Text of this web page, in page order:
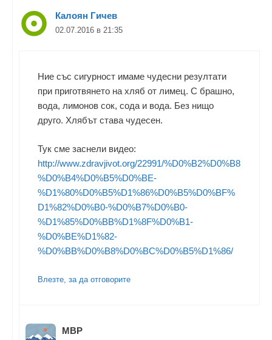
Калоян Гичев
02.07.2016 в 21:35
Ние със сигурност имаме чудесни резултати
при приготвянето на хляб от лимец. С брашно,
вода, лимонов сок, сода и вода. Без нищо
друго. Хлябът става чудесен.
Тук сме заснели видео:
http://www.zdravjivot.org/22991/%D0%B2%D0%B8
%D0%B4%D0%B5%D0%BE-
%D1%80%D0%B5%D1%86%D0%B5%D0%BF%
D1%82%D0%B0-%D0%B7%D0%B0-
%D1%85%D0%BB%D1%8F%D0%B1-
%D0%BE%D1%82-
%D0%BB%D0%B8%D0%BC%D0%B5%D1%86/
Влезте, за да отговорите
МВР